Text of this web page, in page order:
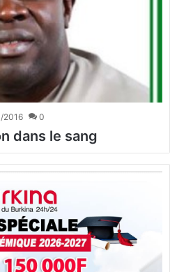
2016 0
dans le sang